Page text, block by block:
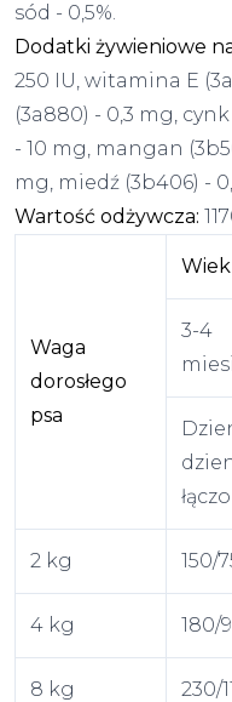
sód - 0,5%.
Dodatki żywieniowe
250 IU, witamina E
(3a880) - 0,3 mg,
- 10 mg, mangan
mg, miedź (3b406) -
Wartość odżywcza:
Waga
dorosłego
psa
3-4
2 kg 150/
4 kg 180/
8 kg 230/